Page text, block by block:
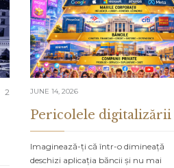
2 Comments
JUNE 14, 2026
Pericolele digitalizării
Imaginează-ți că într-o dimineață
deschizi aplicația băncii și nu mai